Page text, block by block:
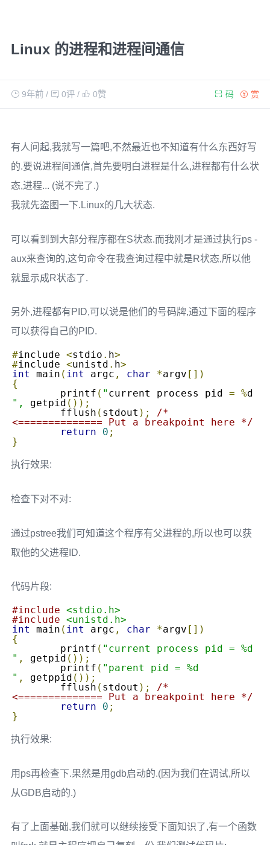
Linux 的进程和进程间通信
9年前/ 0评/ 0赞 赏
码
有人问起,我就写一篇吧,不然最近也不知道有什么东西好写
的.要说进程间通信,首先要明白进程是什么,进程都有什么状
态,进程... (说不完了.)
我就先盗图一下.Linux的几大状态.
可以看到到大部分程序都在S状态.而我刚才是通过执行ps -
aux来查询的,这句命令在我查询过程中就是R状态,所以他
就显示成R状态了.
另外,进程都有PID,可以说是他们的号码牌,通过下面的程序
可以获得自己的PID.
#include <stdio . h>
#include <unistd . h>
int
main ( int argc , char *argv [])
{
	printf
( " current process pid = %
",
getpid ());
	fflush
( stdout );
/*
<============== Put a breakpoint here */
return
0 ;
}
执行效果:
检查下对不对:
通过pstree我们可知道这个程序有父进程的,所以也可以获
取他的父进程ID.
代码片段:
#include <stdio.h>
#include <unistd.h>
int
main ( int argc , char *argv [])
{
	printf
( "current process pid = %d
" , getpid ());
	printf
( "parent pid = %d
" , getppid ());
	fflush
( stdout );
/*
<============== Put a breakpoint here */
return
0 ;
}
执行效果:
用ps再检查下.果然是用gdb启动的.(因为我们在调试,所以
从GDB启动的.)
有了上面基础,我们就可以继续接受下面知识了,有一个函数